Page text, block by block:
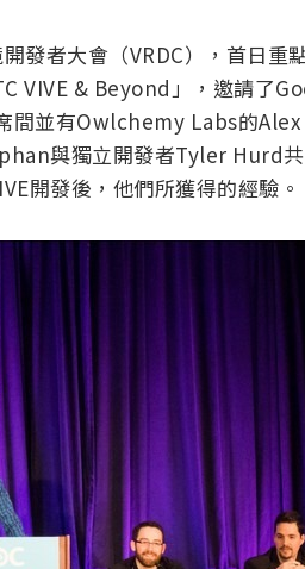
發者大會（VRDC），首日重
VIVE & Beyond」，邀請了
並有Owlchemy Labs的
與獨立開發者Tyler Hurd共
開發後，他們所獲得的經驗。